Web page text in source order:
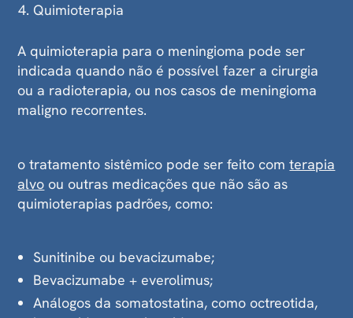
Quimioterapia
A quimioterapia para o meningioma pode ser
indicada quando não é possível fazer a cirurgia
ou a radioterapia, ou nos casos de meningioma
maligno recorrentes.
o tratamento sistêmico pode ser feito comterapia
alvo ou outras medicações que não são as
quimioterapias padrões, como:
Sunitinibe ou bevacizumabe;
Bevacizumabe + everolimus;
Análogos da somatostatina, como octreotida,